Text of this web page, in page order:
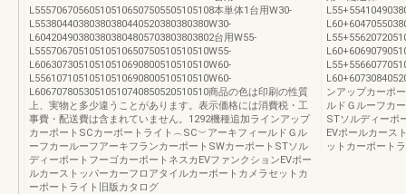
L555706705605105106507505505105108本単体1台用W30-
L55380440380380380440520380380380W30-
L604204903803803804805703803803802台用W55-
L55570670510510510650750510510510W55-
L60630730510510510690800510510510W60-
L55610710510510510690800510510510W60-
L60670780530510510740850520510510商品の色は印刷の性質
上、実物と多少違うことがあります。表示価格には消費税・工
事費・配送費は含まれていません。1292機種追加ラインアップ
カーポートSCカーポートライト︵SC︶アーキフィールドＧル
ーフカールーフアーキフランカーポートSWカーポートSTソル
ディーポートフーゴカーポートネスカEVファンクションEVポー
ルカーストッパーカーフロアタイルカーポートカメラセットカ
ーポートライト旧版カタログ
ンアップカーポ
ルドＧルーフカ
STソルディーポ
EVポールカース
ットカーポート